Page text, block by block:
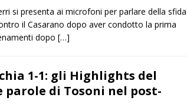
si presenta ai microfoni per parlare della sfida
il Casarano dopo aver condotto la prima
dopo […]
1-1: gli Highlights del
parole di Tosoni nel post-